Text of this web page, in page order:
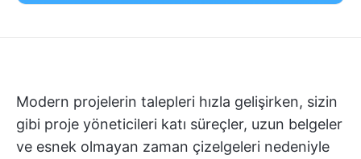
Modern projelerin talepleri hızla gelişirken, sizin
gibi proje yöneticileri katı süreçler, uzun belgeler
ve esnek olmayan zaman çizelgeleri nedeniyle